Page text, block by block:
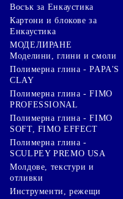
Восък за Енкаустика
Картони и блокове за
Енкаустика
МОДЕЛИРАНЕ
Моделини, глини и смоли
Полимерна глина - PAPA'S
CLAY
Полимерна глина - FIMO
PROFESSIONAL
Полимерна глина - FIMO
SOFT, FIMO EFFECT
Полимерна глина -
SCULPEY PREMO USA
Молдове, текстури и
отливки
Инструменти, режещи